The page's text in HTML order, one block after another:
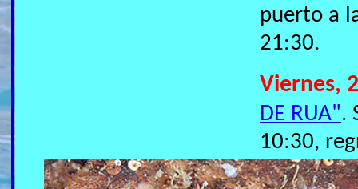
puerto a
21:30.
Viernes,
DE RUA".
10:30,